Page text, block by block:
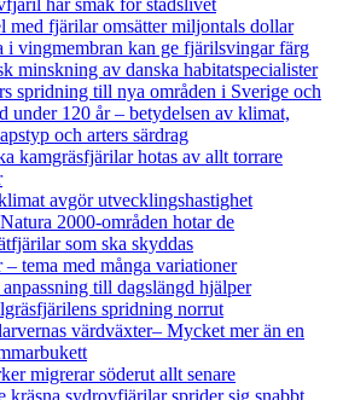
med fjärilar omsätter miljontals dollar
i vingmembran kan ge fjärilsvingar färg
minskning av danska habitatspecialister
spridning till nya områden i Sverige och
under 120 år– betydelsen av klimat,
och arters särdrag
kamgräsfjärilar hotas av allt torrare
avgör utvecklingshastighet
2000-områden hotar de
som ska skyddas
– tema med många variationer
anpassning till dagslängd hjälper
spridning norrut
värdväxter– Mycket mer än en
migrerar söderut allt senare
kräsna sydrovfjärilar sprider sig snabbt